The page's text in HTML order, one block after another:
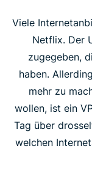
Viele
Netflix. Der
zugegeben,
haben.
mehr zu
wollen, ist ein
Tag über
welchen